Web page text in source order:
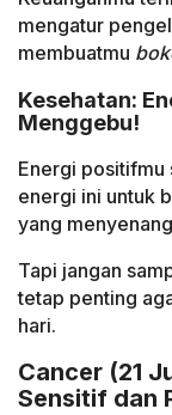
mengatur
membuatmu
Kesehatan:
Menggebu!
Energi positifmu
energi ini untuk
yang
Tapi jangan
tetap penting
hari.
Cancer (21
Sensitif dan